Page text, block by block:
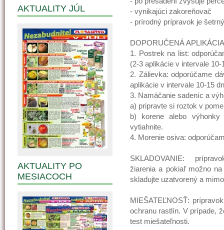
- vynikajúci zakoreňovač
- prírodný prípravok je
DOPORUČENÁ APLIKÁCIA
1. Postrek na list:
(2-3 aplikácie v intervale 10-
2. Zálievka: odporúčame
aplikácie v intervale 10-15
3. Namáčanie sadeníc a
a) pripravte si roztok v
b) korene alebo výhonky
vytiahnite.
4. Morenie osiva:
SKLADOVANIE:
žiarenia a pokiaľ možno
skladujte uzatvorený a
MIEŠATEĽNOSŤ:
ochranu rastlín. V prípade,
test miešateľnosti.
AKTUALITY JÚL
AKTUALITY PO
MESIACOCH